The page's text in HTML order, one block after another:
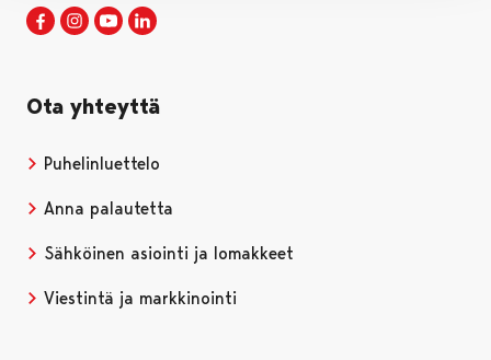
Porin kaupunki Facebookissa
Avautuu uudessa välilehdessä
Porin kaupunki Instagramissa
Avautuu uudessa välilehdessä
Porin kaupunki Youtubessa
Avautuu uudessa välilehdessä
Ota yhteyttä
Puhelinluettelo
Anna palautetta
Sähköinen asiointi ja lomakkeet
Viestintä ja markkinointi